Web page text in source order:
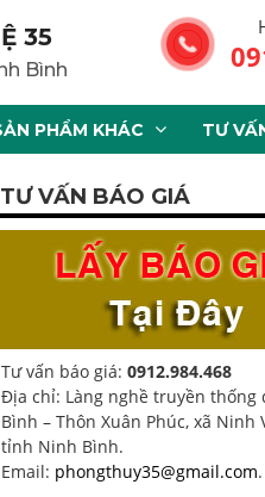
35
Bình
PHẨM KHÁC TƯ
TƯ VẤN BÁO GIÁ
Tư vấn báo giá: 0912.984.468
Địa chỉ: Làng nghề truyền thống
Bình – Thôn Xuân Phúc, xã Ninh
tỉnh Ninh Bình.
Email: phongthuy35@gmail.com.